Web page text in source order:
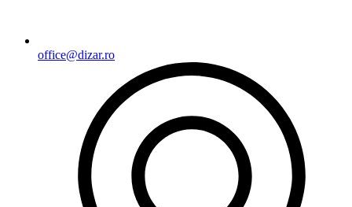
office@dizar.ro